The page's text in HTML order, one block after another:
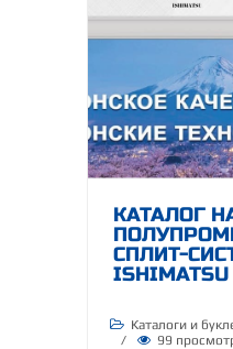
КАТАЛОГ
СПЛИТ-
Каталоги и
/
99